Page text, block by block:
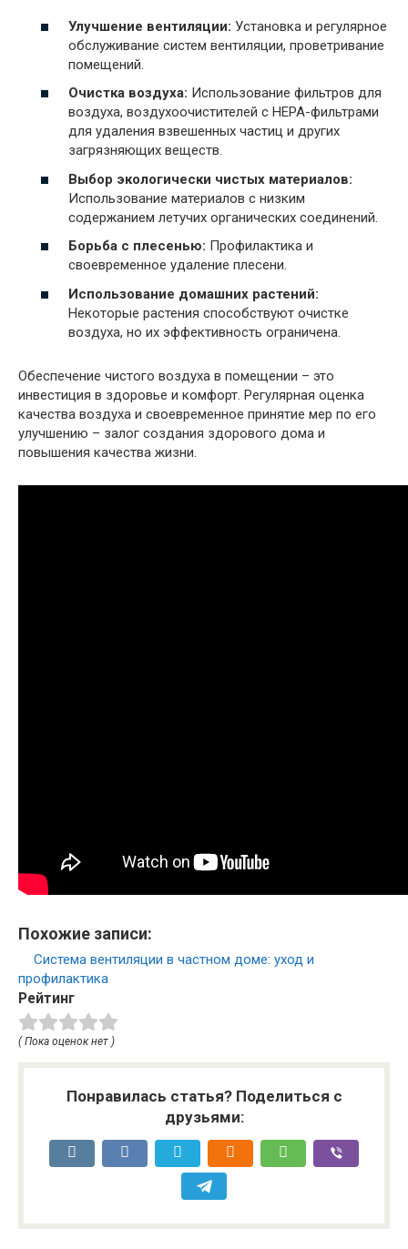
Улучшение вентиляции: Установка и регулярное
обслуживание систем вентиляции, проветривание
помещений.
Очистка воздуха: Использование фильтров для
воздуха, воздухоочистителей с HEPA-фильтрами
для удаления взвешенных частиц и других
загрязняющих веществ.
Выбор экологически чистых материалов:
Использование материалов с низким
содержанием летучих органических соединений.
Борьба с плесенью: Профилактика и
своевременное удаление плесени.
Использование домашних растений:
Некоторые растения способствуют очистке
воздуха, но их эффективность ограничена.
Обеспечение чистого воздуха в помещении – это
инвестиция в здоровье и комфорт. Регулярная оценка
качества воздуха и своевременное принятие мер по его
улучшению – залог создания здорового дома и
повышения качества жизни.
Похожие записи:
Система вентиляции в частном доме: уход и
профилактика
Рейтинг
( Пока оценок нет )
Понравилась статья? Поделиться с
друзьями: